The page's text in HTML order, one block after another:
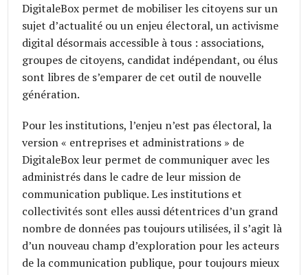
DigitaleBox permet de mobiliser les citoyens sur un
sujet d’actualité ou un enjeu électoral, un activisme
digital désormais accessible à tous : associations,
groupes de citoyens, candidat indépendant, ou élus
sont libres de s’emparer de cet outil de nouvelle
génération.
Pour les institutions, l’enjeu n’est pas électoral, la
version « entreprises et administrations » de
DigitaleBox leur permet de communiquer avec les
administrés dans le cadre de leur mission de
communication publique. Les institutions et
collectivités sont elles aussi détentrices d’un grand
nombre de données pas toujours utilisées, il s’agit là
d’un nouveau champ d’exploration pour les acteurs
de la communication publique, pour toujours mieux